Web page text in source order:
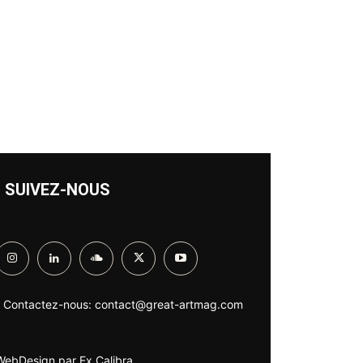
SUIVEZ-NOUS
Contactez-nous: contact@great-artmag.com
par Ex Calibra